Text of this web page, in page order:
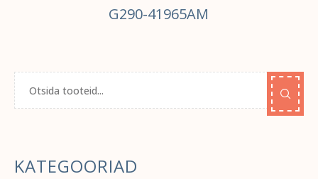
G290-41965AM
KATEGOORIAD